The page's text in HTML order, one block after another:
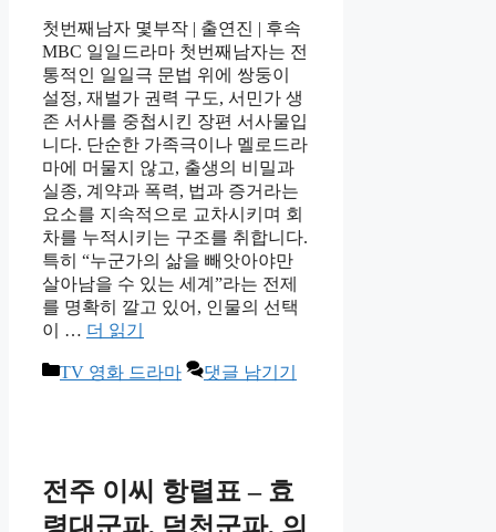
첫번째남자 몇부작 | 출연진 | 후속
MBC 일일드라마 첫번째남자는 전
통적인 일일극 문법 위에 쌍둥이
설정, 재벌가 권력 구도, 서민가 생
존 서사를 중첩시킨 장편 서사물입
니다. 단순한 가족극이나 멜로드라
마에 머물지 않고, 출생의 비밀과
실종, 계약과 폭력, 법과 증거라는
요소를 지속적으로 교차시키며 회
차를 누적시키는 구조를 취합니다.
특히 “누군가의 삶을 빼앗아야만
살아남을 수 있는 세계”라는 전제
를 명확히 깔고 있어, 인물의 선택
이 … 더 읽기
카
TV 영화 드라마 댓글 남기기
전주 이씨 항렬표 – 효